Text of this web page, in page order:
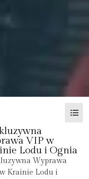
VIP w
Lodu i Ognia
Wyprawa
Krainie Lodu i